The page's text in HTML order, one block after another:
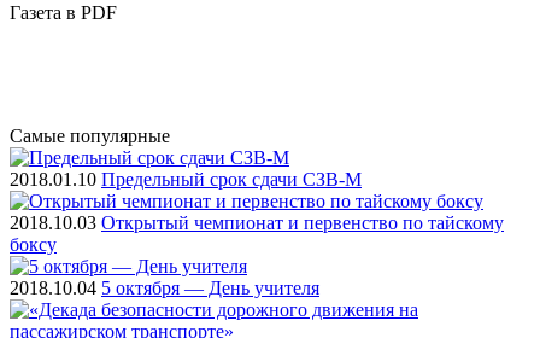
Газета в PDF
Самые популярные
2018.01.10 Предельный срок сдачи СЗВ-М
2018.10.03 Открытый чемпионат и первенство по тайскому
боксу
2018.10.04 5 октября — День учителя